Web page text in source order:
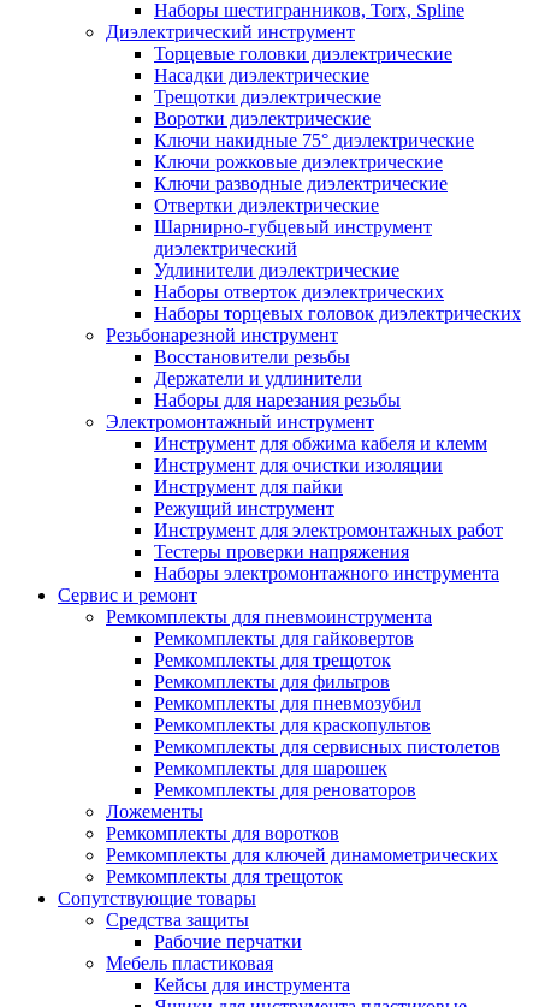
Наборы шестигранников, Torx, Spline
Диэлектрический инструмент
Торцевые головки диэлектрические
Насадки диэлектрические
Трещотки диэлектрические
Воротки диэлектрические
Ключи накидные 75° диэлектрические
Ключи рожковые диэлектрические
Ключи разводные диэлектрические
Отвертки диэлектрические
Шарнирно-губцевый инструмент
диэлектрический
Удлинители диэлектрические
Наборы отверток диэлектрических
Наборы торцевых головок диэлектрических
Резьбонарезной инструмент
Восстановители резьбы
Держатели и удлинители
Наборы для нарезания резьбы
Электромонтажный инструмент
Инструмент для обжима кабеля и клемм
Инструмент для очистки изоляции
Инструмент для пайки
Режущий инструмент
Инструмент для электромонтажных работ
Тестеры проверки напряжения
Наборы электромонтажного инструмента
Сервис и ремонт
Ремкомплекты для пневмоинструмента
Ремкомплекты для гайковертов
Ремкомплекты для трещоток
Ремкомплекты для фильтров
Ремкомплекты для пневмозубил
Ремкомплекты для краскопультов
Ремкомплекты для сервисных пистолетов
Ремкомплекты для шарошек
Ремкомплекты для реноваторов
Ложементы
Ремкомплекты для воротков
Ремкомплекты для ключей динамометрических
Ремкомплекты для трещоток
Сопутствующие товары
Средства защиты
Рабочие перчатки
Мебель пластиковая
Кейсы для инструмента